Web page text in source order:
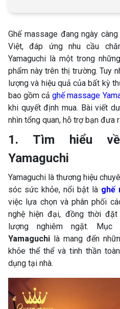
Ghế massage đang ngày
Việt, đáp ứng nhu cầu
Yamaguchi là một trong
phẩm này trên thị trường. Tuy
lượng và hiệu quả của bất kỳ
bao gồm cảghế massage
khi quyết định mua. Bài viết
nhìn tổng quan, hỗ trợ bạn đưa
1. Tìm hiểu về
Yamaguchi
Yamaguchi là thương hiệu
sóc sức khỏe, nổi bật là ghế
việc lựa chọn và phân phối
nghệ hiện đại, đồng thời
lượng nghiêm ngặt.
Yamaguchi là mang đến
khỏe thể thể và tinh thần
dụng tại nhà.